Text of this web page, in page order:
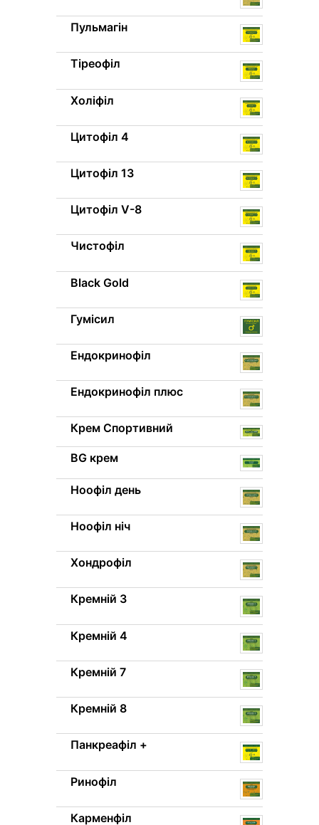
Пульмагін
Тіреофіл
Холіфіл
Цитофіл 4
Цитофіл 13
Цитофіл V-8
Чистофіл
Black Gold
Гумісил
Ендокринофіл
Ендокринофіл плюс
Крем Спортивний
BG крем
Ноофіл день
Ноофіл ніч
Хондрофіл
Кремній 3
Кремній 4
Кремній 7
Кремній 8
Панкреафіл +
Ринофіл
Карменфіл